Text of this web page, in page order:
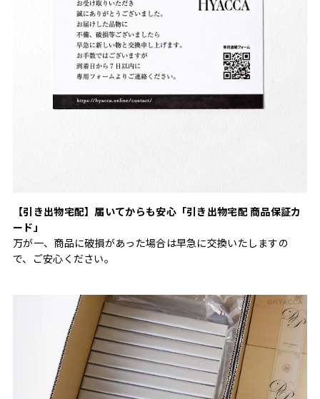
【引き出物宅配】届いてからも安心「引き出物宅配 商品保証カ
ード」
万が一、商品に破損があった場合は早急に交換いたしますの
で、ご安心ください。